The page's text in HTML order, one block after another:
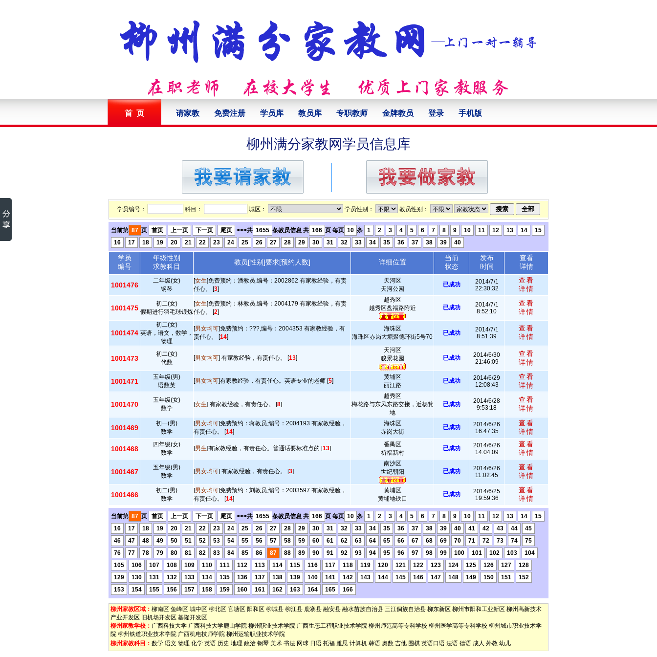
首 页 请家教 免费注册 学员库 教员库 专职教师 金牌教员 登录 手机版
柳州满分家教网学员信息库
学员编号： 科目： 城区： 学员性别： 教员性别：
当前第 87 页 首页 上一页 下一页 尾页 >>>共 1655 条教员信息 共 166 页 每页 10 条 1 2 3 4 5 6 7 8 9 10 11 12 13 14
15
16
17 18 19 20 21 22 23 24 25 26 27 28 29 30 31 32 33 34 35 36 37 38 39 40
学员
编号
年级性别
求教科目
教员[性别]要求[预约人数] 详细位置
当前
状态
发布
时间
查看
详情
1001476
二年级(女)
钢琴
[女生]免费预约：潘教员,编号：2002862 有家教经验，有责
任心。 [3]
天河区
天河公园
已成功
2014/7/1
22:30:32
查看
详情
1001475
初二(女)
假期进行羽毛球锻炼
[女生]免费预约：林教员,编号：2004179 有家教经验，有责
任心。 [2]
越秀区
越秀区盘福路附近
已成功
2014/7/1
8:52:10
查看
详情
1001474
初二(女)
英语，语文，数学，
物理
[男女均可]免费预约：???,编号：2004353 有家教经验，有
责任心。 [14]
海珠区
海珠区赤岗大塘聚德环街5号70
已成功
2014/7/1
8:51:39
查看
详情
1001473
初二(女)
代数
[男女均可] 有家教经验，有责任心。 [13]
天河区
骏景花园
已成功
2014/6/30
21:46:09
查看
详情
1001471
五年级(男)
语数英
[男女均可]有家教经验，有责任心。英语专业的老师 [5]
黄埔区
丽江路
已成功
2014/6/29
12:08:43
查看
详情
1001470
五年级(女)
数学
[女生] 有家教经验，有责任心。 [8]
越秀区
梅花路与东风东路交接，近杨箕
地
已成功
2014/6/28
9:53:18
查看
详情
1001469
初一(男)
数学
[男女均可]免费预约：蒋教员,编号：2004193 有家教经验，
有责任心。 [14]
海珠区
赤岗大街
已成功
2014/6/26
16:47:35
查看
详情
1001468
四年级(女)
数学
[男生]有家教经验，有责任心。普通话要标准点的 [13]
番禺区
祈福新村
已成功
2014/6/26
14:04:09
查看
详情
1001467
五年级(男)
数学
[男女均可] 有家教经验，有责任心。 [3]
南沙区
世纪朝阳
已成功
2014/6/26
11:02:45
查看
详情
1001466
初二(男)
数学
[男女均可]免费预约：刘教员,编号：2003597 有家教经验，
有责任心。 [14]
黄埔区
黄埔地铁口
已成功
2014/6/25
19:59:36
查看
详情
当前第 87 页 首页 上一页 下一页 尾页 >>>共 1655 条教员信息 共 166 页 每页 10 条 1 2 3 4 5 6 7 8 9 10 11 12 13 14
15
16
17 18 19 20 21 22 23 24 25 26 27 28 29 30 31 32 33 34 35 36 37 38 39 40 41 42 43 44
45
46
47 48 49 50 51 52 53 54 55 56 57 58 59 60 61 62 63 64 65 66 67 68 69 70 71 72 73 74
75
76
77 78 79 80 81 82 83 84 85 86 87 88 89 90 91 92 93 94 95 96 97 98 99 100 101 102 103
104
105
106 107 108 109 110 111 112 113 114 115 116 117 118 119 120 121 122 123 124 125 126 127
128
129
130 131 132 133 134 135 136 137 138 139 140 141 142 143 144 145 146 147 148 149 150 151
152
153
154 155 156 157 158 159 160 161 162 163 164 165 166
柳州家教区域： 柳南区 鱼峰区 城中区 柳北区 官塘区 阳和区 柳城县 柳江县 鹿寨县 融安县 融水苗族自治县 三江侗族自治县 柳东新区 柳州市阳和工业新区 柳州高新技术
产业开发区
旧机场开发区 基隆开发区
柳州家教学校： 广西科技大学 广西科技大学鹿山学院 柳州职业技术学院 广西生态工程职业技术学院 柳州师范高等专科学校 柳州医学高等专科学校 柳州城市职业技术学
院 柳州铁道职业技术学院 广西机电技师学院 柳州运输职业技术学院
柳州家教科目： 数学 语文 物理 化学 英语 历史 地理 政治 钢琴 美术 书法 网球 日语 托福 雅思 计算机 韩语 奥数 吉他 围棋 英语口语 法语 德语 成人 外教 幼儿